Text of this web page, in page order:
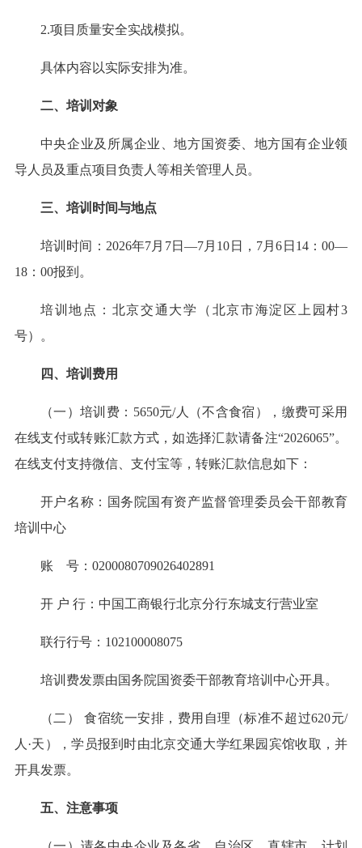
2.项目质量安全实战模拟。
具体内容以实际安排为准。
二、培训对象
中央企业及所属企业、地方国资委、地方国有企业领
导人员及重点项目负责人等相关管理人员。
三、培训时间与地点
培训时间：2026年7月7日—7月10日，7月6日14：00—
18：00报到。
培训地点：北京交通大学（北京市海淀区上园村3
号）。
四、培训费用
（一）培训费：5650元/人（不含食宿），缴费可采用
在线支付或转账汇款方式，如选择汇款请备注“2026065”。
在线支付支持微信、支付宝等，转账汇款信息如下：
开户名称：国务院国有资产监督管理委员会干部教育
培训中心
账 号：0200080709026402891
开 户 行：中国工商银行北京分行东城支行营业室
联行行号：102100008075
培训费发票由国务院国资委干部教育培训中心开具。
（二） 食宿统一安排，费用自理（标准不超过620元/
人·天），学员报到时由北京交通大学红果园宾馆收取，并
开具发票。
五、注意事项